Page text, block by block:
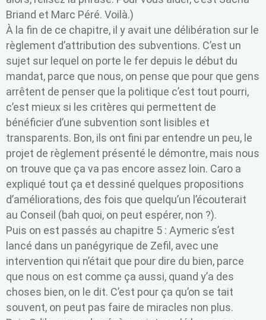
Briand et Marc Péré. Voilà.)
À la fin de ce chapitre, il y avait une délibération sur le
règlement d’attribution des subventions. C’est un
sujet sur lequel on porte le fer depuis le début du
mandat, parce que nous, on pense que pour que gens
arrêtent de penser que la politique c’est tout pourri,
c’est mieux si les critères qui permettent de
bénéficier d’une subvention sont lisibles et
transparents. Bon, ils ont fini par entendre un peu, le
projet de règlement présenté le démontre, mais nous
on trouve que ça va pas encore assez loin. Caro a
expliqué tout ça et dessiné quelques propositions
d’améliorations, des fois que quelqu’un l’écouterait
au Conseil (bah quoi, on peut espérer, non ?).
Puis on est passés au chapitre 5 : Aymeric s’est
lancé dans un panégyrique de Zefil, avec une
intervention qui n’était que pour dire du bien, parce
que nous on est comme ça aussi, quand y’a des
choses bien, on le dit. C’est pour ça qu’on se tait
souvent, on peut pas faire de miracles non plus.